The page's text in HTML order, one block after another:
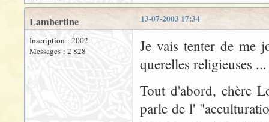
13-07-2003 17:34
Lambertine
Inscription : 2002
Messages : 2 828
Je vais tenter de me
querelles religieuses ...
Tout d'abord, chère
parle de l'